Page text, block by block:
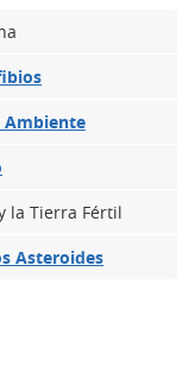
Ambiente
la Tierra Fértil
Asteroides